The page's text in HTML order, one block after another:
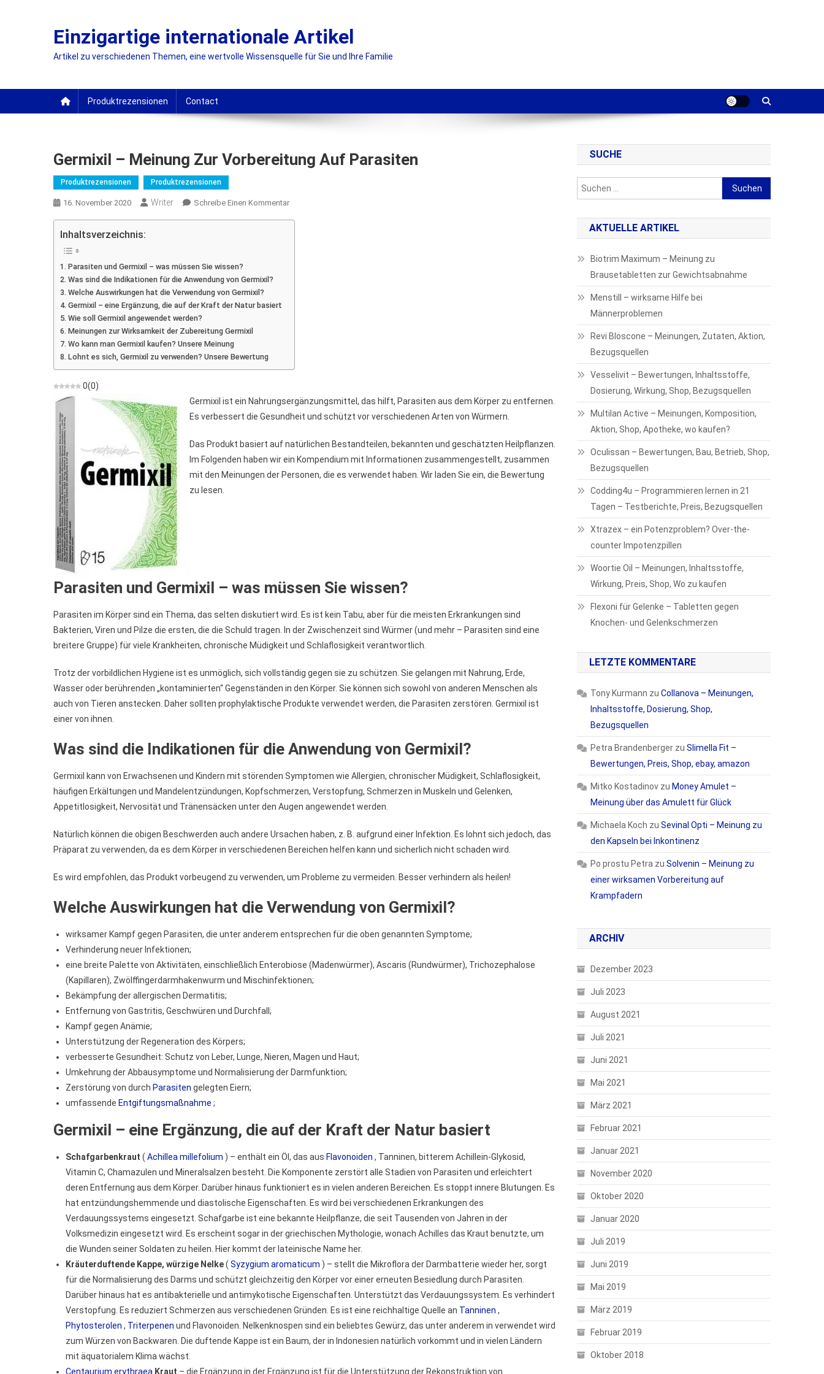
Einzigartige internationale Artikel
Artikel zu verschiedenen Themen, eine wertvolle Wissensquelle für Sie und Ihre Familie
Produktrezensionen Contact
Germixil – Meinung Zur Vorbereitung Auf Parasiten
Produktrezensionen Produktrezensionen
16. November 2020 Writer Schreibe Einen KommentarOn
Inhaltsverzeichnis:
Parasiten und Germixil – was müssen Sie wissen?
Was sind die Indikationen für die Anwendung von Germixil?
Welche Auswirkungen hat die Verwendung von Germixil?
Germixil – eine Ergänzung, die auf der Kraft der Natur basiert
Wie soll Germixil angewendet werden?
Meinungen zur Wirksamkeit der Zubereitung Germixil
Wo kann man Germixil kaufen? Unsere Meinung
Lohnt es sich, Germixil zu verwenden? Unsere Bewertung
0(0)
Germixil ist ein Nahrungsergänzungsmittel, das hilft, Parasiten aus dem Körper zu entfernen.
Es verbessert die Gesundheit und schützt vor verschiedenen Arten von Würmern.
Das Produkt basiert auf natürlichen Bestandteilen, bekannten und geschätzten Heilpflanzen.
Im Folgenden haben wir ein Kompendium mit Informationen zusammengestellt, zusammen
mit den Meinungen der Personen, die es verwendet haben. Wir laden Sie ein, die Bewertung
zu lesen.
Parasiten und Germixil – was müssen Sie wissen?
Parasiten im Körper sind ein Thema, das selten diskutiert wird. Es ist kein Tabu, aber für die meisten Erkrankungen sind
Bakterien, Viren und Pilze die ersten, die die Schuld tragen. In der Zwischenzeit sind Würmer (und mehr – Parasiten sind eine
breitere Gruppe) für viele Krankheiten, chronische Müdigkeit und Schlaflosigkeit verantwortlich.
Trotz der vorbildlichen Hygiene ist es unmöglich, sich vollständig gegen sie zu schützen. Sie gelangen mit Nahrung, Erde,
Wasser oder berührenden „kontaminierten“ Gegenständen in den Körper. Sie können sich sowohl von anderen Menschen als
auch von Tieren anstecken. Daher sollten prophylaktische Produkte verwendet werden, die Parasiten zerstören. Germixil ist
einer von ihnen.
Was sind die Indikationen für die Anwendung von Germixil?
Germixil kann von Erwachsenen und Kindern mit störenden Symptomen wie Allergien, chronischer Müdigkeit, Schlaflosigkeit,
häufigen Erkältungen und Mandelentzündungen, Kopfschmerzen, Verstopfung, Schmerzen in Muskeln und Gelenken,
Appetitlosigkeit, Nervosität und Tränensäcken unter den Augen angewendet werden.
Natürlich können die obigen Beschwerden auch andere Ursachen haben, z. B. aufgrund einer Infektion. Es lohnt sich jedoch, das
Präparat zu verwenden, da es dem Körper in verschiedenen Bereichen helfen kann und sicherlich nicht schaden wird.
Es wird empfohlen, das Produkt vorbeugend zu verwenden, um Probleme zu vermeiden. Besser verhindern als heilen!
Welche Auswirkungen hat die Verwendung von Germixil?
wirksamer Kampf gegen Parasiten, die unter anderem entsprechen für die oben genannten Symptome;
Verhinderung neuer Infektionen;
eine breite Palette von Aktivitäten, einschließlich Enterobiose (Madenwürmer), Ascaris (Rundwürmer), Trichozephalose
(Kapillaren), Zwölffingerdarmhakenwurm und Mischinfektionen;
Bekämpfung der allergischen Dermatitis;
Entfernung von Gastritis, Geschwüren und Durchfall;
Kampf gegen Anämie;
Unterstützung der Regeneration des Körpers;
verbesserte Gesundheit: Schutz von Leber, Lunge, Nieren, Magen und Haut;
Umkehrung der Abbausymptome und Normalisierung der Darmfunktion;
Zerstörung von durch Parasiten gelegten Eiern;
umfassende Entgiftungsmaßnahme ;
Germixil – eine Ergänzung, die auf der Kraft der Natur basiert
Schafgarbenkraut ( Achillea millefolium ) – enthält ein Öl, das aus Flavonoiden , Tanninen, bitterem Achillein-Glykosid,
Vitamin C, Chamazulen und Mineralsalzen besteht. Die Komponente zerstört alle Stadien von Parasiten und erleichtert
deren Entfernung aus dem Körper. Darüber hinaus funktioniert es in vielen anderen Bereichen. Es stoppt innere Blutungen. Es
hat entzündungshemmende und diastolische Eigenschaften. Es wird bei verschiedenen Erkrankungen des
Verdauungssystems eingesetzt. Schafgarbe ist eine bekannte Heilpflanze, die seit Tausenden von Jahren in der
Volksmedizin eingesetzt wird. Es erscheint sogar in der griechischen Mythologie, wonach Achilles das Kraut benutzte, um
die Wunden seiner Soldaten zu heilen. Hier kommt der lateinische Name her.
Kräuterduftende Kappe, würzige Nelke( Syzygium aromaticum ) – stellt die Mikroflora der Darmbatterie wieder her, sorgt
für die Normalisierung des Darms und schützt gleichzeitig den Körper vor einer erneuten Besiedlung durch Parasiten.
Darüber hinaus hat es antibakterielle und antimykotische Eigenschaften. Unterstützt das Verdauungssystem. Es verhindert
Verstopfung. Es reduziert Schmerzen aus verschiedenen Gründen. Es ist eine reichhaltige Quelle an Tanninen ,
Phytosterolen , Triterpenen und Flavonoiden. Nelkenknospen sind ein beliebtes Gewürz, das unter anderem in verwendet wird
zum Würzen von Backwaren. Die duftende Kappe ist ein Baum, der in Indonesien natürlich vorkommt und in vielen Ländern
mit äquatorialem Klima wächst.
Centaurium erythraea Kraut – die Ergänzung in der Ergänzung ist für die Unterstützung der Rekonstruktion von
SUCHE
Suchen
nach:
AKTUELLE ARTIKEL
Biotrim Maximum – Meinung zu
Brausetabletten zur Gewichtsabnahme
Menstill – wirksame Hilfe bei
Männerproblemen
Revi Bloscone – Meinungen, Zutaten, Aktion,
Bezugsquellen
Vesselivit – Bewertungen, Inhaltsstoffe,
Dosierung, Wirkung, Shop, Bezugsquellen
Multilan Active – Meinungen, Komposition,
Aktion, Shop, Apotheke, wo kaufen?
Oculissan – Bewertungen, Bau, Betrieb, Shop,
Bezugsquellen
Codding4u – Programmieren lernen in 21
Tagen – Testberichte, Preis, Bezugsquellen
Xtrazex – ein Potenzproblem? Over-the-
counter Impotenzpillen
Woortie Oil – Meinungen, Inhaltsstoffe,
Wirkung, Preis, Shop, Wo zu kaufen
Flexoni für Gelenke – Tabletten gegen
Knochen- und Gelenkschmerzen
LETZTE KOMMENTARE
Tony Kurmann zuCollanova – Meinungen,
Inhaltsstoffe, Dosierung, Shop,
Bezugsquellen
Petra Brandenberger zuSlimella Fit –
Bewertungen, Preis, Shop, ebay, amazon
Mitko Kostadinov zu Money Amulet –
Meinung über das Amulett für Glück
Michaela Koch zuSevinal Opti – Meinung zu
den Kapseln bei Inkontinenz
Po prostu Petra zuSolvenin – Meinung zu
einer wirksamen Vorbereitung auf
Krampfadern
ARCHIV
Dezember 2023
Juli 2023
August 2021
Juli 2021
Juni 2021
Mai 2021
März 2021
Februar 2021
Januar 2021
November 2020
Oktober 2020
Januar 2020
Juli 2019
Juni 2019
Mai 2019
März 2019
Februar 2019
Oktober 2018